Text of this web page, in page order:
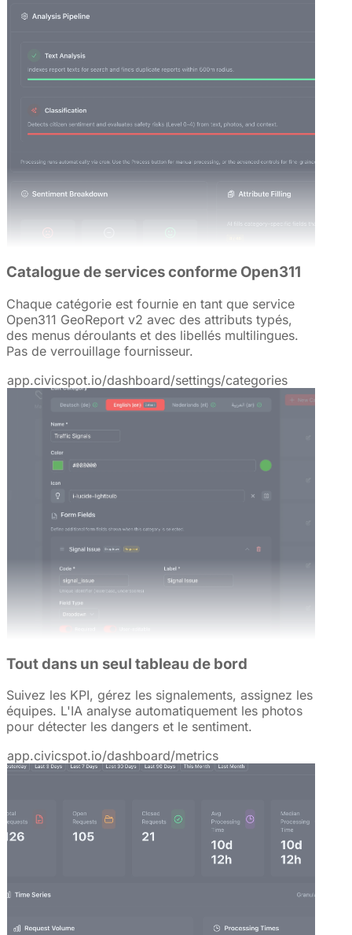
Catalogue de services conforme Open311
Chaque catégorie est fournie en tant que service
Open311 GeoReport v2 avec des attributs typés,
des menus déroulants et des libellés multilingues.
Pas de verrouillage fournisseur.
app.civicspot.io/dashboard/settings/categories
Tout dans un seul tableau de bord
Suivez les KPI, gérez les signalements, assignez les
équipes. L'IA analyse automatiquement les photos
pour détecter les dangers et le sentiment.
app.civicspot.io/dashboard/metrics